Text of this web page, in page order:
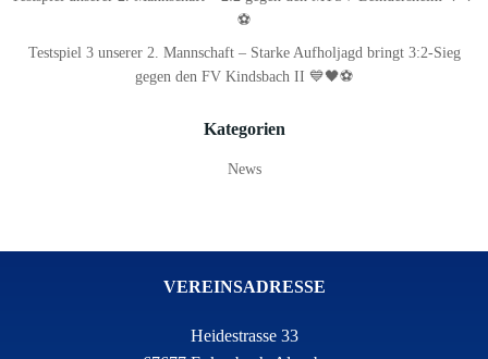
⚽
Testspiel 3 unserer 2. Mannschaft – Starke Aufholjagd bringt 3:2-Sieg
gegen den FV Kindsbach II 💙🖤⚽
Kategorien
News
VEREINSADRESSE
Heidestrasse 33